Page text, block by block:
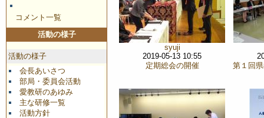
コメント一覧
活動の様子
活動の様子
会長あいさつ
部局・委員会活動
愛教研のあゆみ
主な研修一覧
活動方針
syuji
2019-05-13 10:55
定期総会の開催
第１回